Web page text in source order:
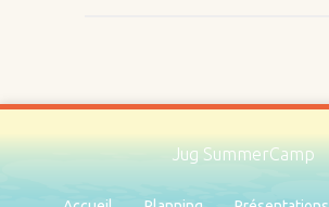
Jug SummerCamp